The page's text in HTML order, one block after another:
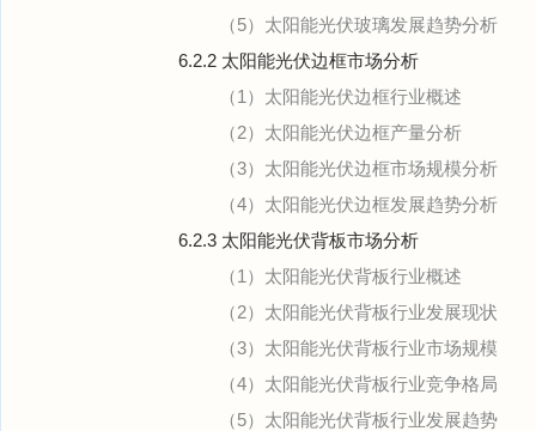
（5）太阳能光伏玻璃发展趋势分析
6.2.2 太阳能光伏边框市场分析
（1）太阳能光伏边框行业概述
（2）太阳能光伏边框产量分析
（3）太阳能光伏边框市场规模分析
（4）太阳能光伏边框发展趋势分析
6.2.3 太阳能光伏背板市场分析
（1）太阳能光伏背板行业概述
（2）太阳能光伏背板行业发展现状
（3）太阳能光伏背板行业市场规模
（4）太阳能光伏背板行业竞争格局
（5）太阳能光伏背板行业发展趋势